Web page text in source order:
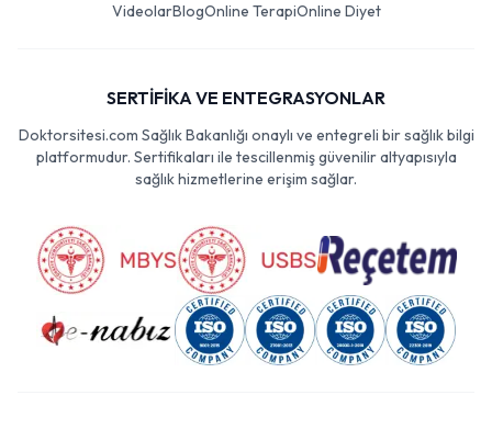
VideolarBlogOnline TerapiOnline Diyet
SERTİFİKA VE ENTEGRASYONLAR
Doktorsitesi.com Sağlık Bakanlığı onaylı ve entegreli bir sağlık bilgi
platformudur. Sertifikaları ile tescillenmiş güvenilir altyapısıyla
sağlık hizmetlerine erişim sağlar.